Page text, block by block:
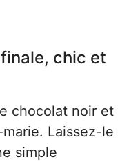
chic et
chocolat noir et
Laissez-le
simple